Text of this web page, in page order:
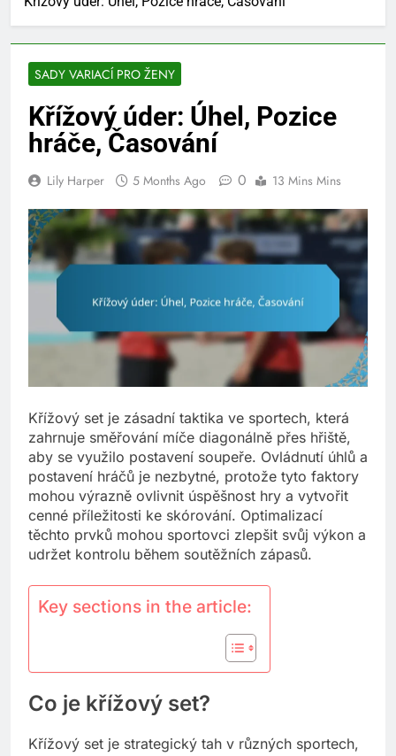
SADY VARIACÍ PRO ŽENY
Křížový úder: Úhel, Pozice
hráče, Časování
Lily Harper 5 Months Ago 0 13 Mins Mins
Křížový set je zásadní taktika ve sportech, která
zahrnuje směřování míče diagonálně přes hřiště,
aby se využilo postavení soupeře. Ovládnutí úhlů a
postavení hráčů je nezbytné, protože tyto faktory
mohou výrazně ovlivnit úspěšnost hry a vytvořit
cenné příležitosti ke skórování. Optimalizací
těchto prvků mohou sportovci zlepšit svůj výkon a
udržet kontrolu během soutěžních zápasů.
Key sections in the article:
Co je křížový set?
Křížový set je strategický tah v různých sportech,